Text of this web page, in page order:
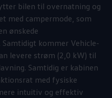
bilen til overnatning og
med campermode, som
ønskede
kommer Vehicle-
levere strøm (2,0 kW) til
Samtidig er kabinen
med fysiske
intuitiv og effektiv